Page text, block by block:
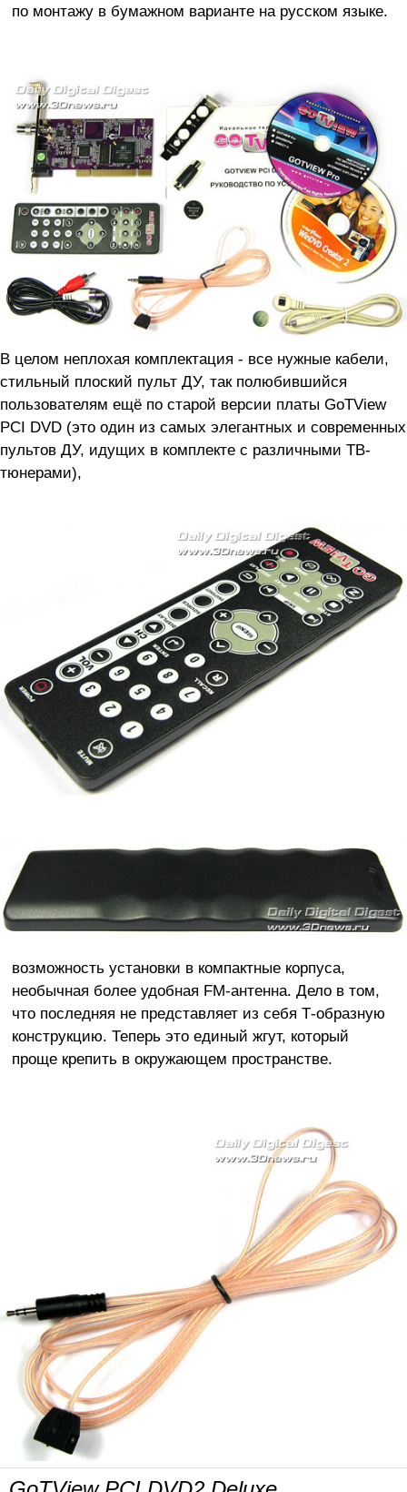
по монтажу в бумажном варианте на русском языке.
В целом неплохая комплектация - все нужные кабели,
стильный плоский пульт ДУ, так полюбившийся
пользователям ещё по старой версии платы GoTView
PCI DVD (это один из самых элегантных и современных
пультов ДУ, идущих в комплекте с различными ТВ-
тюнерами),
возможность установки в компактные корпуса,
необычная более удобная FM-антенна. Дело в том,
что последняя не представляет из себя Т-образную
конструкцию. Теперь это единый жгут, который
проще крепить в окружающем пространстве.